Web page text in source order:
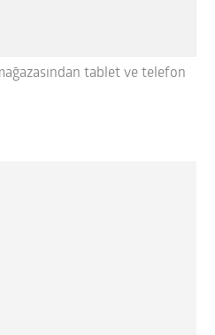
tablet ve telefon